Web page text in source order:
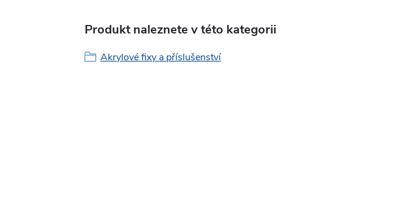
Produkt naleznete v této kategorii
Akrylové fixy a příslušenství